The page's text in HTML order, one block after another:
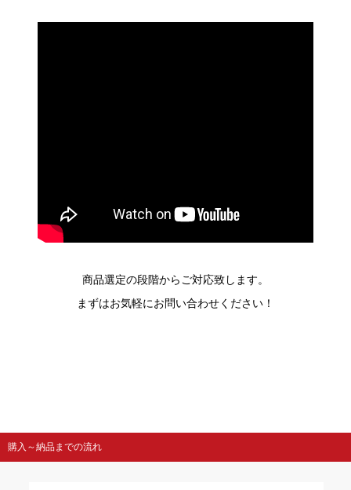
商品選定の段階からご対応致します。
まずはお気軽にお問い合わせください！
購入～納品までの流れ